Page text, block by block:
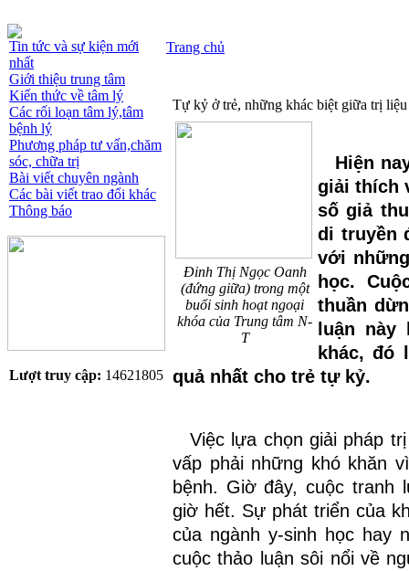
Tin tức và sự kiện mới
nhất
Giới thiệu trung tâm
Kiến thức về tâm lý
Các rối loạn tâm lý,tâm
bệnh lý
Phương pháp tư vấn,chăm
sóc, chữa trị
Bài viết chuyên ngành
Các bài viết trao đổi khác
Thông báo
Lượt truy cập: 14621805
Trang chủ
Tự kỷ ở trẻ, những khác biệt giữa trị
Đinh Thị Ngọc Oanh
(đứng giữa) trong một
buổi sinh hoạt ngoại
khóa của Trung tâm N-
T
Hiện
giải thích
số giả
di truyền
với
học.
thuần
luận
khác, đó
quả nhất cho trẻ tự kỷ.
Việc lựa chọn giải pháp
vấp phải những khó khăn
bệnh. Giờ đây, cuộc
giờ hết. Sự phát triển của
của ngành y-sinh học hay
cuộc thảo luận sôi nổi về